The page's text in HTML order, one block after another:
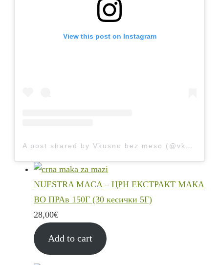
View this post on Instagram
A post shared by Vkusno bez meso (@vkusnobezmeso)
NUESTRA MACA – ЦРН ЕКСТРАКТ МАКА
ВО ПРАв 150Г (30 кесички 5Г)
28,00€
Add to cart